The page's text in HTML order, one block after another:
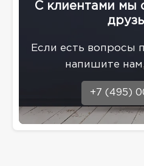
С клиентами мы
Eсли есть вопросы
напишите
+7 (495)